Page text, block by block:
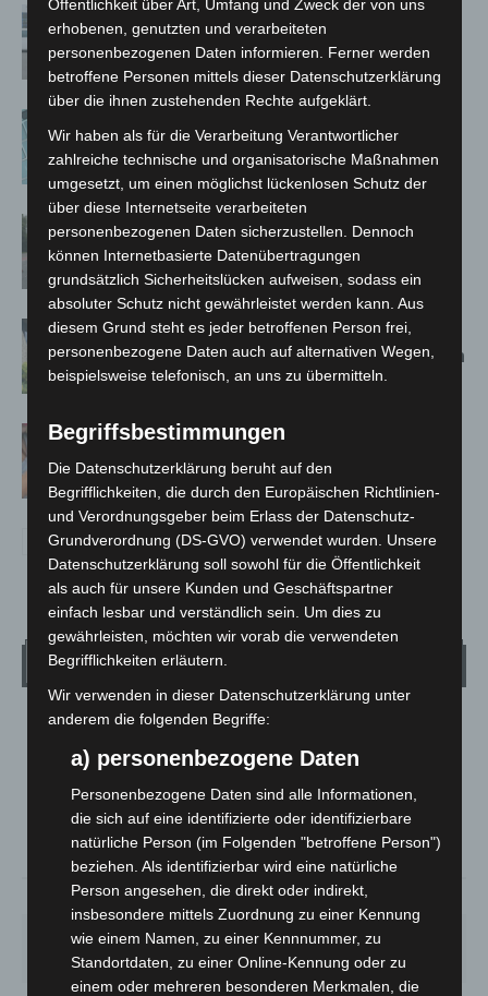
Niedersachsen: Feuerwehrkräfte
kehren nach Waldbrandeinsatz aus
Spanien zurück
„Archetyp Market“ erhoben
Hannover: Polizei stoppt 166
Trunkenheitsfahrten bei
Großkontrolle
Schwarz Digits und Zscaler starten
souveräne Cloud-Sicherheitsplattform
für Europa
Warn-App: Jeder Zweite weiß nach
Handy-Warnung nicht, was zu tun ist
Wetter
LANGENHAGEN
Mäßig Bewölkt
13.5° C 15°
12.8°
79% 1.8m/s 44%
SO.
33°
MO.
27
DI.
23°
MI.
26° 28
Öffentlichkeit über Art, Umfang und Zweck der von uns
erhobenen, genutzten und verarbeiteten
personenbezogenen Daten informieren. Ferner werden
betroffene Personen mittels dieser Datenschutzerklärung
über die ihnen zustehenden Rechte aufgeklärt.
Wir haben als für die Verarbeitung Verantwortlicher
zahlreiche technische und organisatorische Maßnahmen
umgesetzt, um einen möglichst lückenlosen Schutz der
über diese Internetseite verarbeiteten
personenbezogenen Daten sicherzustellen. Dennoch
können Internetbasierte Datenübertragungen
grundsätzlich Sicherheitslücken aufweisen, sodass ein
absoluter Schutz nicht gewährleistet werden kann. Aus
diesem Grund steht es jeder betroffenen Person frei,
personenbezogene Daten auch auf alternativen Wegen,
beispielsweise telefonisch, an uns zu übermitteln.
Begriffsbestimmungen
Die Datenschutzerklärung beruht auf den
Begrifflichkeiten, die durch den Europäischen Richtlinien-
und Verordnungsgeber beim Erlass der Datenschutz-
Grundverordnung (DS-GVO) verwendet wurden. Unsere
Datenschutzerklärung soll sowohl für die Öffentlichkeit
als auch für unsere Kunden und Geschäftspartner
einfach lesbar und verständlich sein. Um dies zu
gewährleisten, möchten wir vorab die verwendeten
Begrifflichkeiten erläutern.
Wir verwenden in dieser Datenschutzerklärung unter
anderem die folgenden Begriffe:
a) personenbezogene Daten
Personenbezogene Daten sind alle Informationen,
die sich auf eine identifizierte oder identifizierbare
natürliche Person (im Folgenden "betroffene Person")
beziehen. Als identifizierbar wird eine natürliche
Person angesehen, die direkt oder indirekt,
insbesondere mittels Zuordnung zu einer Kennung
wie einem Namen, zu einer Kennnummer, zu
Standortdaten, zu einer Online-Kennung oder zu
einem oder mehreren besonderen Merkmalen, die